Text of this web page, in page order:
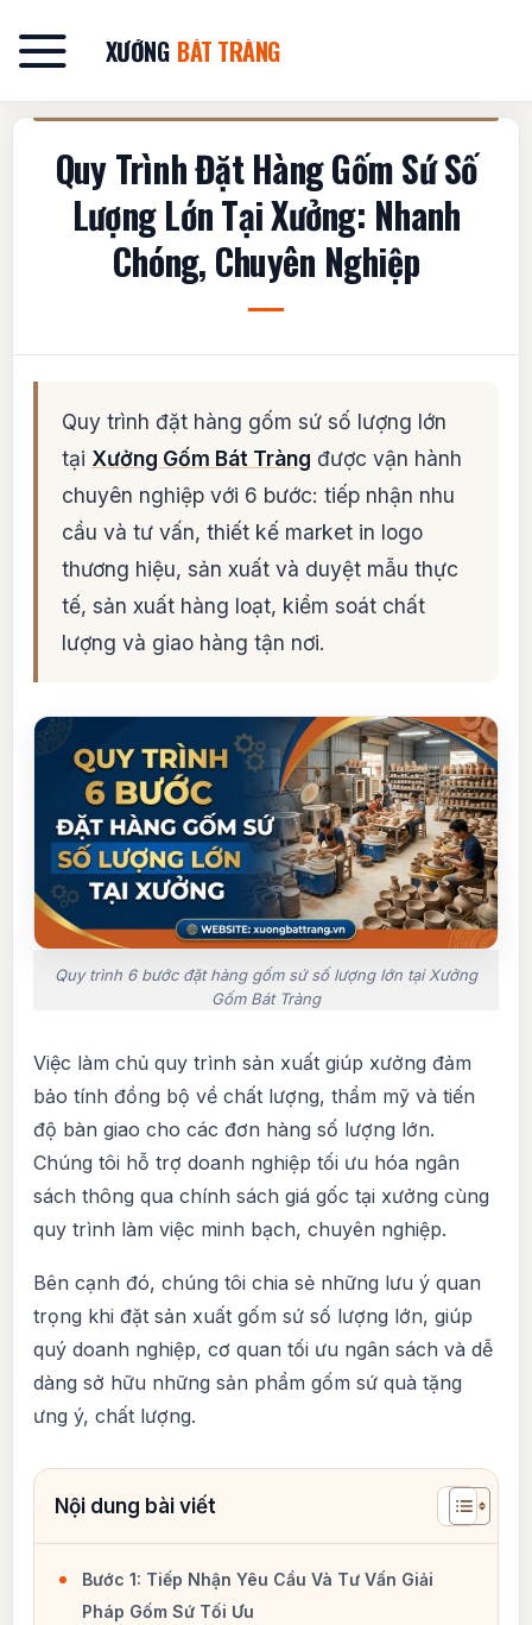
qua
nội
dung
XƯỞNG BÁT TRÀNG
Quy Trình Đặt Hàng Gốm Sứ Số
Lượng Lớn Tại Xưởng: Nhanh
Chóng, Chuyên Nghiệp
Quy trình đặt hàng gốm sứ số lượng lớn
tại Xưởng Gốm Bát Tràng được vận hành
chuyên nghiệp với 6 bước: tiếp nhận nhu
cầu và tư vấn, thiết kế market in logo
thương hiệu, sản xuất và duyệt mẫu thực
tế, sản xuất hàng loạt, kiểm soát chất
lượng và giao hàng tận nơi.
Quy trình 6 bước đặt hàng gốm sứ số lượng lớn tại Xưởng
Gốm Bát Tràng
Việc làm chủ quy trình sản xuất giúp xưởng đảm
bảo tính đồng bộ về chất lượng, thẩm mỹ và tiến
độ bàn giao cho các đơn hàng số lượng lớn.
Chúng tôi hỗ trợ doanh nghiệp tối ưu hóa ngân
sách thông qua chính sách giá gốc tại xưởng cùng
quy trình làm việc minh bạch, chuyên nghiệp.
Bên cạnh đó, chúng tôi chia sẻ những lưu ý quan
trọng khi đặt sản xuất gốm sứ số lượng lớn, giúp
quý doanh nghiệp, cơ quan tối ưu ngân sách và dễ
dàng sở hữu những sản phẩm gốm sứ quà tặng
ưng ý, chất lượng.
Bước 1: Tiếp Nhận Yêu Cầu Và Tư Vấn Giải
Pháp Gốm Sứ Tối Ưu